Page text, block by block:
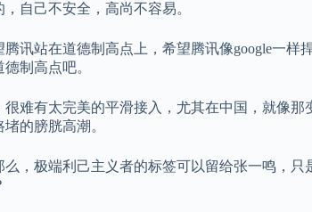
自己不安全，高尚不容易。
讯站在道德制高点上，希望腾讯像google一样
制高点吧。
难有太完美的平滑接入，尤其在中国，就像那
的膀胱高潮。
，极端利己主义者的标签可以留给张一鸣，